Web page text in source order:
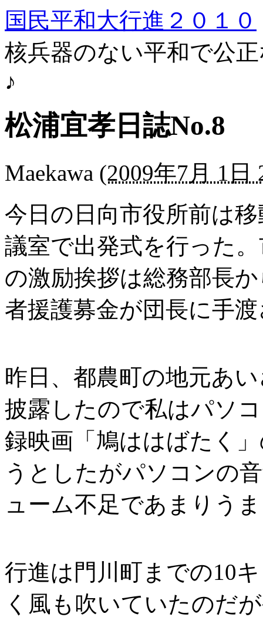
国民平和大行進２０１０
核兵器のない平和で公
♪
松浦宜孝日誌No.8
Maekawa (2009年7月 1日
今日の日向市役所前は
議室で出発式を行った
の激励挨拶は総務部長
者援護募金が団長に手
昨日、都農町の地元あ
披露したので私はパソ
録映画「鳩ははばたく
うとしたがパソコンの
ューム不足であまりう
行進は門川町までの10
く風も吹いていたのだ